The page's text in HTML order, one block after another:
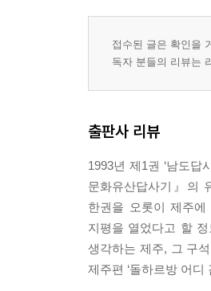
접수된 글은 확인을
독자 분들의 리뷰는
출판사 리뷰
1993년 제1권 ‘남도답
문화유산답사기』의
한권을 오롯이 제주
지평을 열었다고 할
생각하는 제주, 그 구
제주편 ‘돌하르방 어